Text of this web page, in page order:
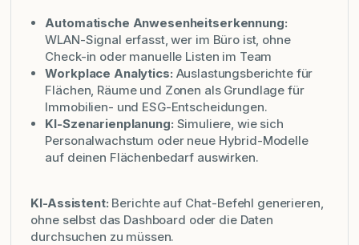
Automatische Anwesenheitserkennung:
WLAN-Signal erfasst, wer im Büro ist, ohne
Check-in oder manuelle Listen im Team
Workplace Analytics: Auslastungsberichte für
Flächen, Räume und Zonen als Grundlage für
Immobilien- und ESG-Entscheidungen.
KI-Szenarienplanung: Simuliere, wie sich
Personalwachstum oder neue Hybrid-Modelle
auf deinen Flächenbedarf auswirken.
KI-Assistent: Berichte auf Chat-Befehl generieren,
ohne selbst das Dashboard oder die Daten
durchsuchen zu müssen.